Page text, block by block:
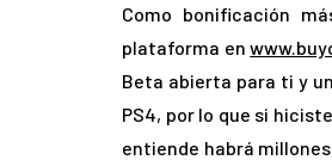
Como bonificación
plataforma en
Beta abierta para ti y
PS4, por lo que si
entiende habrá